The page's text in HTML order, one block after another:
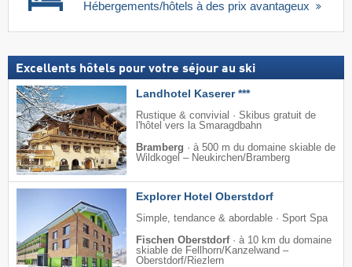
Hébergements/hôtels à des prix avantageux
Excellents hôtels pour votre séjour au ski
Landhotel Kaserer ***
Rustique & convivial · Skibus gratuit de
l'hôtel vers la Smaragdbahn
Bramberg · à 500 m du domaine skiable de
Wildkogel – Neukirchen/​Bramberg
Explorer Hotel Oberstdorf
Simple, tendance & abordable · Sport Spa
Fischen Oberstdorf· à 10 km du domaine
skiable de Fellhorn/​Kanzelwand –
Oberstdorf/​Riezlern